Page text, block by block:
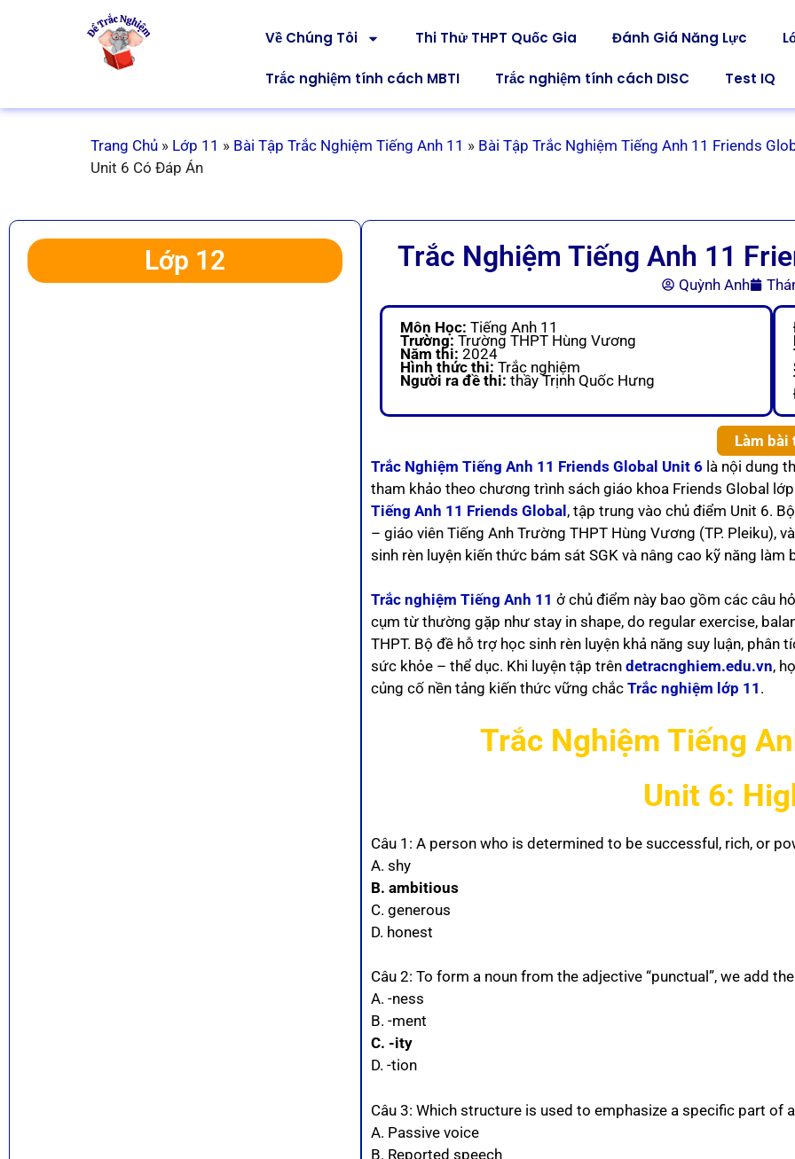
Về Chúng Tôi Thi Thử THPT Quốc Gia Đánh Giá Năng Lực
Trắc nghiệm tính cách MBTI Trắc nghiệm tính cách DISC Test IQ
Trang Chủ » Lớp 11 » Bài Tập Trắc Nghiệm Tiếng Anh 11 » Bài Tập Trắc Nghiệm Tiếng Anh 11 Friends
Unit 6 Có Đáp Án
Lớp 12 Trắc Nghiệm Tiếng Anh 11
Quỳnh Anh
Môn Học:Tiếng Anh 11
Trường: Trường THPT Hùng Vương
Năm thi:2024
Hình thức thi:Trắc nghiệm
Người ra đề thi:thầy Trịnh Quốc Hưng
Làm bài
Trắc Nghiệm Tiếng Anh 11 Friends Global Unit 6 là nội dung
tham khảo theo chương trình sách giáo khoa Friends Global
Tiếng Anh 11 Friends Global, tập trung vào chủ điểm Unit 6.
– giáo viên Tiếng Anh Trường THPT Hùng Vương (TP. Pleiku),
sinh rèn luyện kiến thức bám sát SGK và nâng cao kỹ năng làm
Trắc nghiệm Tiếng Anh 11 ở chủ điểm này bao gồm các câu
cụm từ thường gặp như stay in shape, do regular exercise,
THPT. Bộ đề hỗ trợ học sinh rèn luyện khả năng suy luận,
sức khỏe – thể dục. Khi luyện tập trêndetracnghiem.edu.vn,
củng cố nền tảng kiến thức vững chắcTrắc nghiệm lớp 11 .
Trắc Nghiệm Tiếng
Unit 6:
Câu 1: A person who is determined to be successful, rich, or
A. shy
B. ambitious
C. generous
D. honest
Câu 2: To form a noun from the adjective “punctual”, we add the
A. -ness
B. -ment
C. -ity
D. -tion
Câu 3: Which structure is used to emphasize a specific part of
A. Passive voice
B. Reported speech